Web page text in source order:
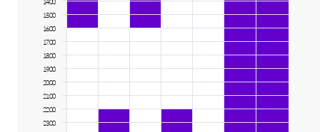
14:00
15:00
16:00
17:00
18:00
19:00
20:00
21:00
22:00
23:00